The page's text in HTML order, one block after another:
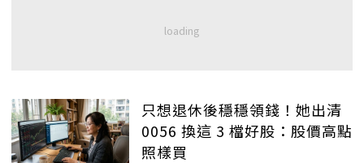
只想退休後穩穩領錢！她出清
0056 換這 3 檔好股：股價高點
照樣買